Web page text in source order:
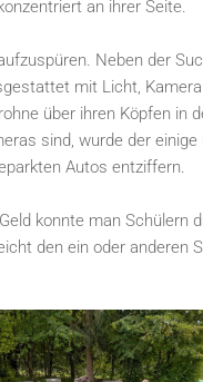
an ihrer Seite.
Neben der
mit Licht,
über ihren Köpfen
sind, wurde der
Autos entziffern.
konnte man Schülern
den ein oder anderen